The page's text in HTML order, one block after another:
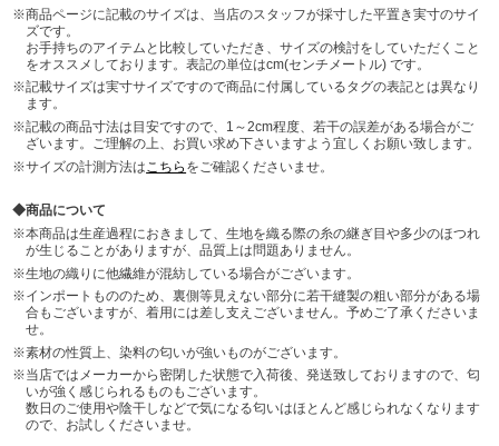
商品ページに記載のサイズは、当店のスタッフが採寸した平置き実寸のサイ
ズです。
お手持ちのアイテムと比較していただき、サイズの検討をしていただくこと
をオススメしております。表記の単位はcm(センチメートル) です。
記載サイズは実寸サイズですので商品に付属しているタグの表記とは異なり
ます。
記載の商品寸法は目安ですので、1～2cm程度、若干の誤差がある場合がご
ざいます。ご理解の上、お買い求め下さいますよう宜しくお願い致します。
サイズの計測方法は こちら をご確認くださいませ。
商品について
本商品は生産過程におきまして、生地を織る際の糸の継ぎ目や多少のほつれ
が生じることがありますが、品質上は問題ありません。
生地の織りに他繊維が混紡している場合がございます。
インポートもののため、裏側等見えない部分に若干縫製の粗い部分がある場
合もございますが、着用には差し支えございません。予めご了承くださいま
せ。
素材の性質上、染料の匂いが強いものがございます。
当店ではメーカーから密閉した状態で入荷後、発送致しておりますので、匂
いが強く感じられるものもございます。
数日のご使用や陰干しなどで気になる匂いはほとんど感じられなくなります
ので、お試しくださいませ。